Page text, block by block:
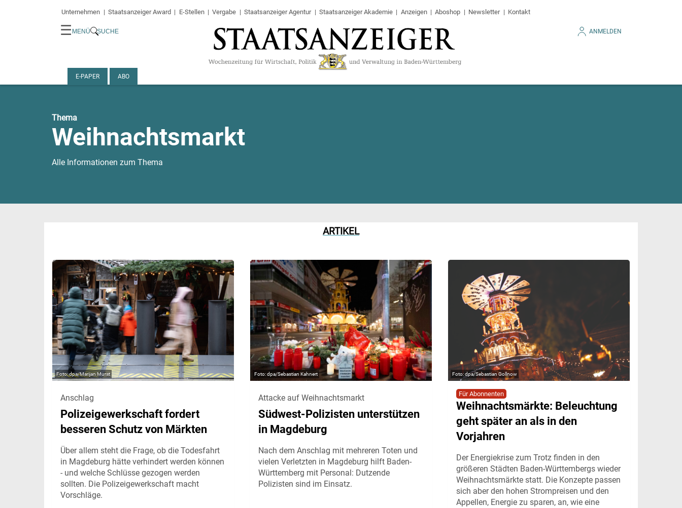
Unternehmen Staatsanzeiger Award E-Stellen Vergabe Staatsanzeiger Agentur Staatsanzeiger Akademie Anzeigen Aboshop Newsletter Kontakt
☰ MENÜ SUCHE ANMELDEN
E-PAPER ABO
Thema
Weihnachtsmarkt
Alle Informationen zum Thema
ARTIKEL
dpa/Marijan Murat
Anschlag
Polizeigewerkschaft fordert
besseren Schutz von Märkten
Über allem steht die Frage, ob die Todesfahrt
in Magdeburg hätte verhindert werden können
- und welche Schlüsse gezogen werden
sollten. Die Polizeigewerkschaft macht
Vorschläge.
dpa/Sebastian Kahnert
Attacke auf Weihnachtsmarkt
Südwest-Polizisten unterstützen
in Magdeburg
Nach dem Anschlag mit mehreren Toten und
vielen Verletzten in Magdeburg hilft Baden-
Württemberg mit Personal: Dutzende
Polizisten sind im Einsatz.
dpa/Sebastian Gollnow
Für Abonnenten
Weihnachtsmärkte: Beleuchtung
geht später an als in den
Vorjahren
Der Energiekrise zum Trotz finden in den
größeren Städten Baden-Württembergs wieder
Weihnachtsmärkte statt. Die Konzepte passen
sich aber den hohen Strompreisen und den
Appellen, Energie zu sparen, an, wie eine